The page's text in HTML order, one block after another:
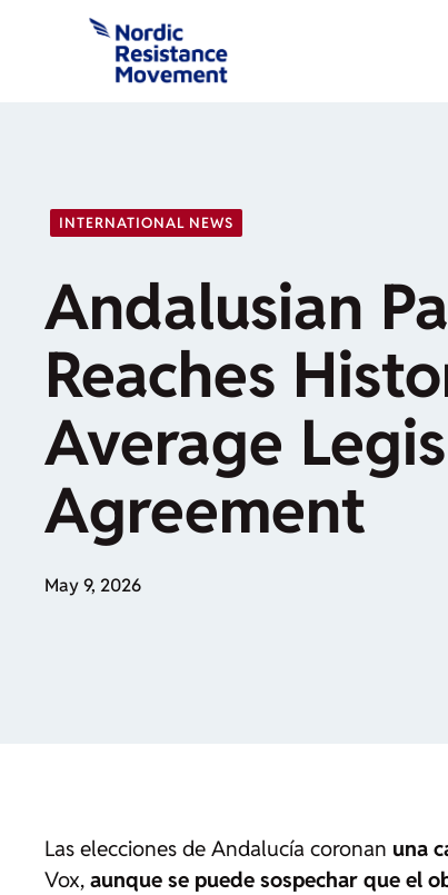
INTERNATIONAL NEWS
Andalusian
Reaches
Average
Agreement
May 9, 2026
Las elecciones de Andalucía coronan una
Vox, aunque se puede sospechar que el